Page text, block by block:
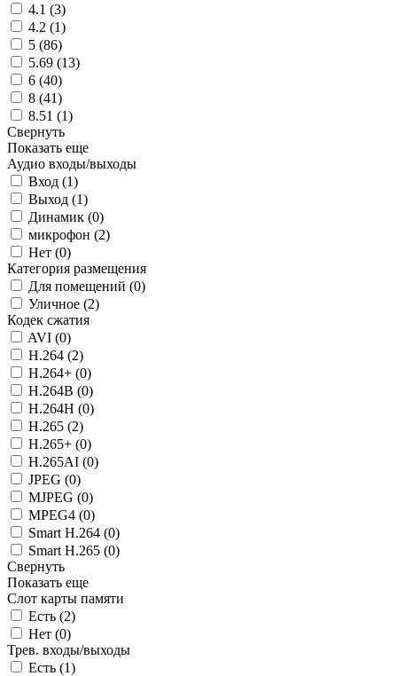
4.1 (3)
4.2 (1)
5 (86)
5.69 (13)
6 (40)
8 (41)
8.51 (1)
Свернуть
Показать еще
Аудио входы/выходы
Вход (1)
Выход (1)
Динамик (0)
микрофон (2)
Нет (0)
Категория размещения
Для помещений (0)
Уличное (2)
Кодек сжатия
AVI (0)
H.264 (2)
H.264+ (0)
H.264B (0)
H.264H (0)
H.265 (2)
H.265+ (0)
H.265AI (0)
JPEG (0)
MJPEG (0)
MPEG4 (0)
Smart H.264 (0)
Smart H.265 (0)
Свернуть
Показать еще
Слот карты памяти
Есть (2)
Нет (0)
Трев. входы/выходы
Есть (1)